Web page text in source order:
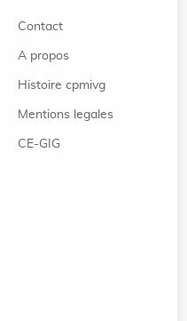
Contact
A propos
Histoire cpmivg
Mentions legales
CE-GIG